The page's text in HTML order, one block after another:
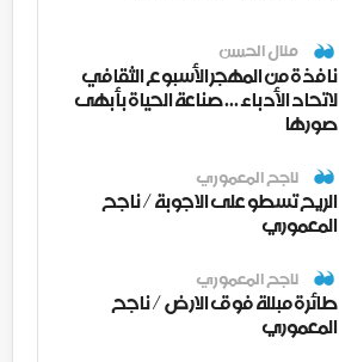
منال الحسن
نافذة من المهجر الأسبوع الثقافي
لاتحاد الأدباء ... صناعة الحياة بأبهى
صورها
ناجح المعموري
الريح تسطو على الاجوبة / ناجح
المعموري
ناجح المعموري
طائرة مبللة فوق الارض / ناجح
المعموري